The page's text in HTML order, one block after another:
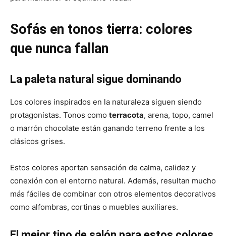
Sofás en tonos tierra: colores
que nunca fallan
La paleta natural sigue dominando
Los colores inspirados en la naturaleza siguen siendo
protagonistas. Tonos como terracota, arena, topo, camel
o marrón chocolate están ganando terreno frente a los
clásicos grises.
Estos colores aportan sensación de calma, calidez y
conexión con el entorno natural. Además, resultan mucho
más fáciles de combinar con otros elementos decorativos
como alfombras, cortinas o muebles auxiliares.